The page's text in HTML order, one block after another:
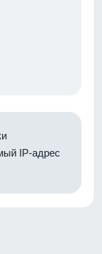
IP-адрес